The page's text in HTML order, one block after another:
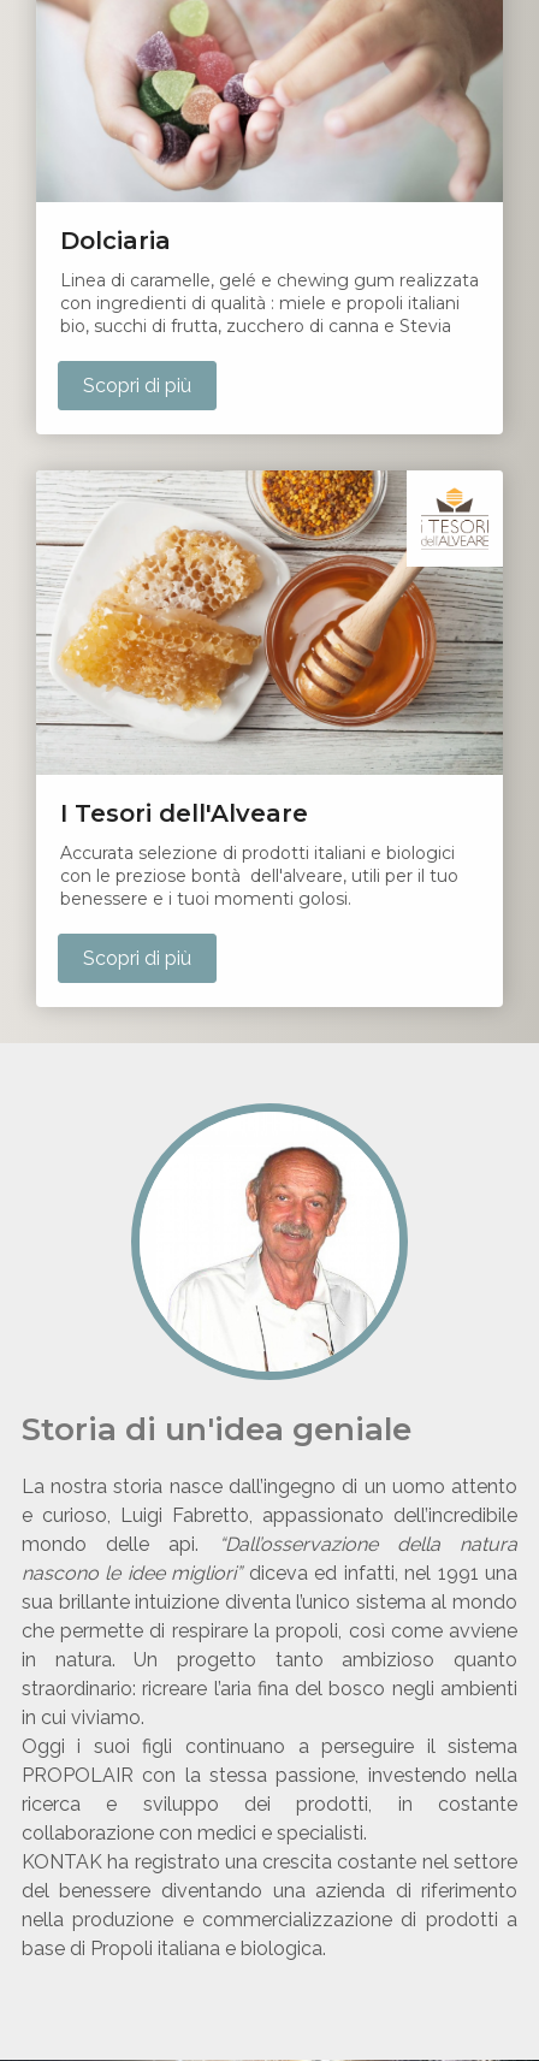
Dolciaria
Linea di caramelle, gelé e chewing gum realizzata
con ingredienti di qualità : miele e propoli italiani
bio, succhi di frutta, zucchero di canna e Stevia
Scopri di più
I Tesori dell'Alveare
Accurata selezione di prodotti italiani e biologici
con le preziose bontà dell'alveare, utili per il tuo
benessere e i tuoi momenti golosi.
Scopri di più
Storia di un'idea geniale
La nostra storia nasce dall’ingegno di un uomo attento
e curioso, Luigi Fabretto, appassionato dell’incredibile
mondo delle api.
“Dall’osservazione della natura
nascono le idee migliori”diceva ed infatti, nel 1991 una
sua brillante intuizione diventa l’unico sistema al mondo
che permette di respirare la propoli, così come avviene
in natura. Un progetto tanto ambizioso quanto
straordinario: ricreare l’aria fina del bosco negli ambienti
in cui viviamo.
Oggi i suoi figli continuano a perseguire il sistema
PROPOLAIR con la stessa passione, investendo nella
ricerca e sviluppo dei prodotti, in costante
collaborazione con medici e specialisti.
KONTAK ha registrato una crescita costante nel settore
del benessere diventando una azienda di riferimento
nella produzione e commercializzazione di prodotti a
base di Propoli italiana e biologica.